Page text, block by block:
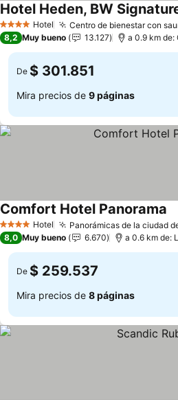
4 EstrellasHotel Centro de bienestar con
Hotel Heden, BW
8,2 Muy bueno 13.127 a 0.9 km de:
De $ 301.851
Mira precios de 9 páginas
4 EstrellasHotel Panorámicas de la ciudad
Comfort Hotel Panorama
8,0 Muy bueno 6.670 a 0.6 km de:
De $ 259.537
Mira precios de 8 páginas